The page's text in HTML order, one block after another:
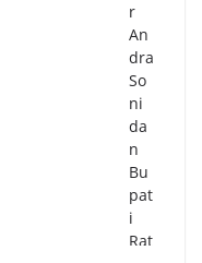
r
An
dra
So
ni
da
n
Bu
pat
i
Rat